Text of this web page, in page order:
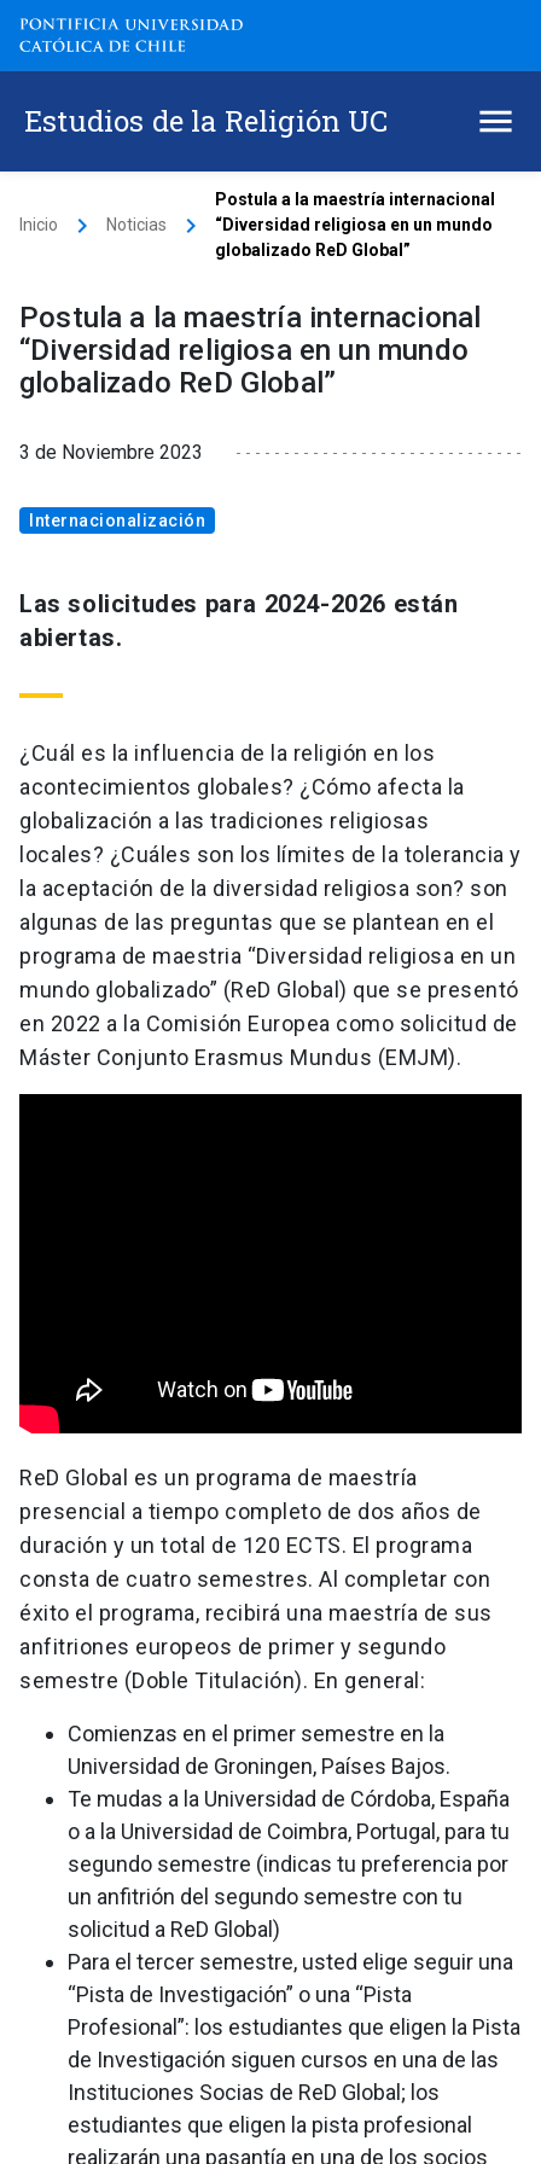
Estudios de la Religión UC
Inicio keyboard_arrow_right Noticias keyboard_arrow_right
Postula a la maestría internacional
“Diversidad religiosa en un mundo
globalizado ReD Global”
Postula a la maestría internacional
“Diversidad religiosa en un mundo
globalizado ReD Global”
3 de Noviembre 2023
Internacionalización
Las solicitudes para 2024-2026 están
abiertas.
¿Cuál es la influencia de la religión en los
acontecimientos globales? ¿Cómo afecta la
globalización a las tradiciones religiosas
locales? ¿Cuáles son los límites de la tolerancia y
la aceptación de la diversidad religiosa son? son
algunas de las preguntas que se plantean en el
programa de maestria “Diversidad religiosa en un
mundo globalizado” (ReD Global) que se presentó
en 2022 a la Comisión Europea como solicitud de
Máster Conjunto Erasmus Mundus (EMJM).
ReD Global es un programa de maestría
presencial a tiempo completo de dos años de
duración y un total de 120 ECTS. El programa
consta de cuatro semestres. Al completar con
éxito el programa, recibirá una maestría de sus
anfitriones europeos de primer y segundo
semestre (Doble Titulación). En general:
Comienzas en el primer semestre en la
Universidad de Groningen, Países Bajos.
Te mudas a la Universidad de Córdoba, España
o a la Universidad de Coimbra, Portugal, para tu
segundo semestre (indicas tu preferencia por
un anfitrión del segundo semestre con tu
solicitud a ReD Global)
Para el tercer semestre, usted elige seguir una
“Pista de Investigación” o una “Pista
Profesional”: los estudiantes que eligen la Pista
de Investigación siguen cursos en una de las
Instituciones Socias de ReD Global; los
estudiantes que eligen la pista profesional
realizarán una pasantía en una de los socios